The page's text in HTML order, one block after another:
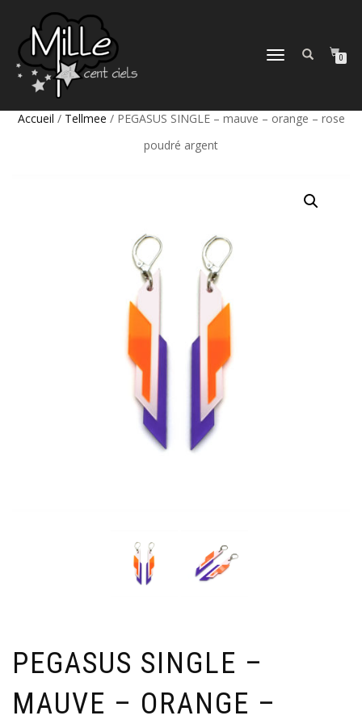
DÉPLIER
0
Accueil / Tellmee / PEGASUS SINGLE – mauve – orange – rose
poudré argent
PEGASUS SINGLE –
MAUVE – ORANGE –